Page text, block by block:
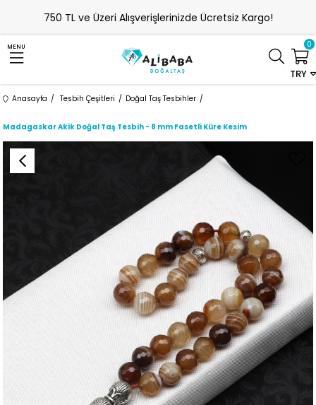
750 TL ve Üzeri Alışverişlerinizde Ücretsiz Kargo!
MENU
TRY
0
Anasayfa Tesbih Çeşitleri Doğal Taş Tesbihler
Madagaskar Akik Doğal Taş Tesbih - 8 mm Fasetli Küre Kesim